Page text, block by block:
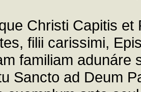
Christi Capitis
filii carissimi,
familiam adunáre
Sancto ad Deum